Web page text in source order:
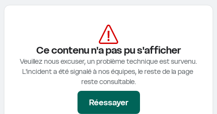
Ce contenu n'a pas pu s'afficher
Veuillez nous excuser, un problème technique est survenu.
L'incident a été signalé à nos équipes, le reste de la page
reste consultable.
Réessayer